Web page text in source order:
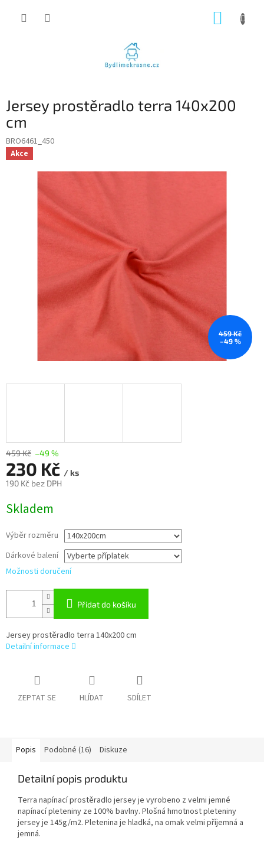
Jersey prostěradlo terra 140x200
cm
BRO6461_450
Akce
459 Kč
–49 %
459 Kč –49 %
230 Kč / ks
190 Kč bez DPH
cena:
Skladem
Výběr rozměru
Dárkové balení
Možnosti doručení
Přidat do košíku
Jersey prostěradlo terra 140x200 cm
Detailní informace
ZEPTAT SE HLÍDAT SDÍLET
Popis Podobné (16) Diskuze
Detailní popis produktu
Terra napínací prostěradlo jersey je vyrobeno z velmi jemné
napínací pleteniny ze 100% bavlny. Plošná hmotnost pleteniny
jersey je 145g/m2. Pletenina je hladká, na omak velmi příjemná a
jemná.